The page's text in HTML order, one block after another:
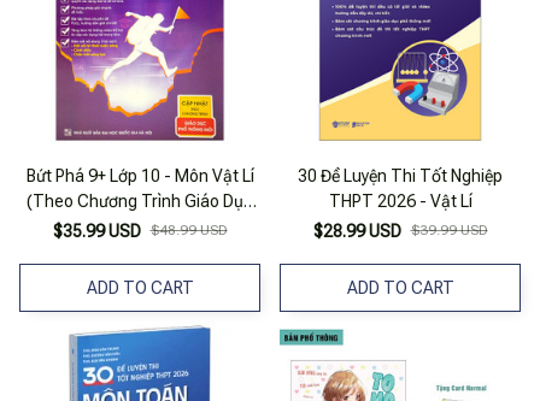
Bứt Phá 9+ Lớp 10 - Môn Vật Lí
(Theo Chương Trình Giáo Dục
Phổ Thông Mới) (Tái Bản 2023)
$35.99 USD $48.99 USD
ADD TO CART
30 Đề Luyện Thi Tốt Nghiệp
THPT 2026 - Vật Lí
$28.99 USD $39.99 USD
ADD TO CART